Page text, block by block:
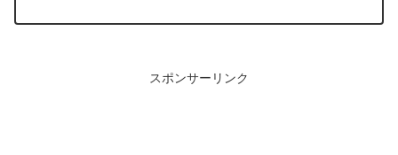
スポンサーリンク